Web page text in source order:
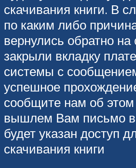
скачивания книги. В
по каким либо
вернулись обратно на
закрыли вкладку
системы с
успешное
сообщите нам об
вышлем Вам письмо в
будет указан доступ
скачивания книги